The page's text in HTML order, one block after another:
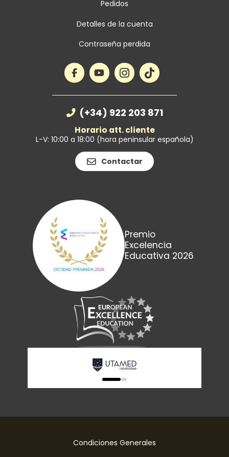
Pedidos
Detalles de la cuenta
Contraseña perdida
(+34) 922 203 871
Horario att. cliente
L-V: 10:00 a 18:00 (hora peninsular española)
Contactar
Premio
Excelencia
Educativa 2026
0 1
Condiciones Generales